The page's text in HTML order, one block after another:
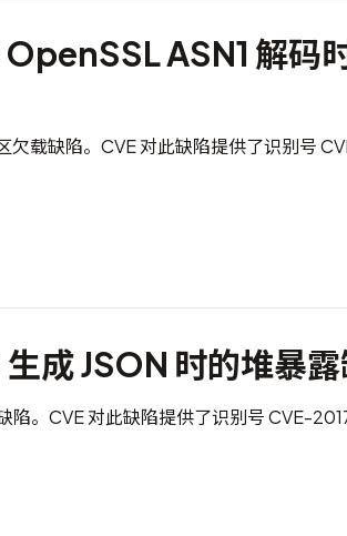
ASN1 解码
载缺陷。CVE 对此缺陷提供了识别号
成 JSON 时的堆暴露
陷。CVE 对此缺陷提供了识别号CVE-